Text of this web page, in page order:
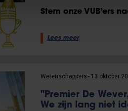
Stem onze VUB’ers
Lees meer
Wetenschappers 13 oktober
"Premier De
We zijn lang niet